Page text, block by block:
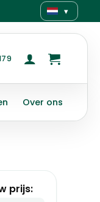
▾
Over ons
prijs: